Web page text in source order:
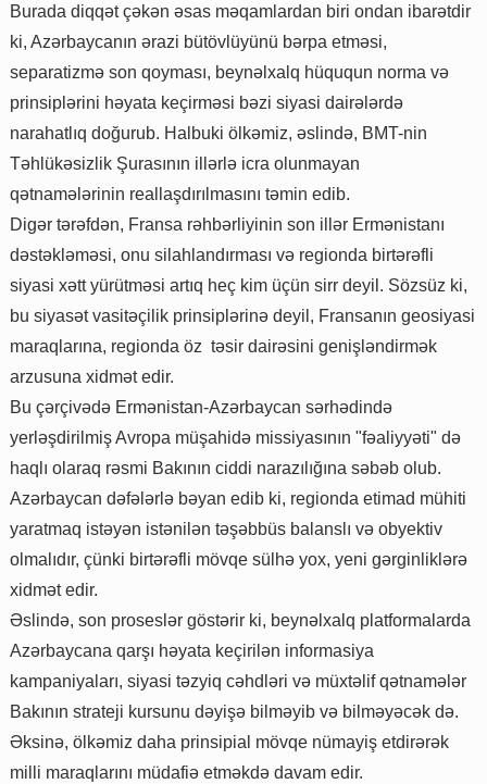
Burada diqqət çəkən əsas məqamlardan biri ondan ibarətdir
ki, Azərbaycanın ərazi bütövlüyünü bərpa etməsi,
separatizmə son qoyması, beynəlxalq hüququn norma və
prinsiplərini həyata keçirməsi bəzi siyasi dairələrdə
narahatlıq doğurub. Halbuki ölkəmiz, əslində, BMT-nin
Təhlükəsizlik Şurasının illərlə icra olunmayan
qətnamələrinin reallaşdırılmasını təmin edib.
Digər tərəfdən, Fransa rəhbərliyinin son illər Ermənistanı
dəstəkləməsi, onu silahlandırması və regionda birtərəfli
siyasi xətt yürütməsi artıq heç kim üçün sirr deyil. Sözsüz ki,
bu siyasət vasitəçilik prinsiplərinə deyil, Fransanın geosiyasi
maraqlarına, regionda öz təsir dairəsini genişləndirmək
arzusuna xidmət edir.
Bu çərçivədə Ermənistan-Azərbaycan sərhədində
yerləşdirilmiş Avropa müşahidə missiyasının "fəaliyyəti" də
haqlı olaraq rəsmi Bakının ciddi narazılığına səbəb olub.
Azərbaycan dəfələrlə bəyan edib ki, regionda etimad mühiti
yaratmaq istəyən istənilən təşəbbüs balanslı və obyektiv
olmalıdır, çünki birtərəfli mövqe sülhə yox, yeni gərginliklərə
xidmət edir.
Əslində, son proseslər göstərir ki, beynəlxalq platformalarda
Azərbaycana qarşı həyata keçirilən informasiya
kampaniyaları, siyasi təzyiq cəhdləri və müxtəlif qətnamələr
Bakının strateji kursunu dəyişə bilməyib və bilməyəcək də.
Əksinə, ölkəmiz daha prinsipial mövqe nümayiş etdirərək
milli maraqlarını müdafiə etməkdə davam edir.